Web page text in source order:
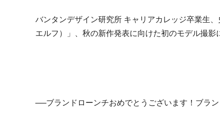
バンタンデザイン研究所 キャリアカレッジ卒業生
エルフ）」、秋の新作発表に向けた初のモデル撮
──ブランドローンチおめでとうございます！ブラ